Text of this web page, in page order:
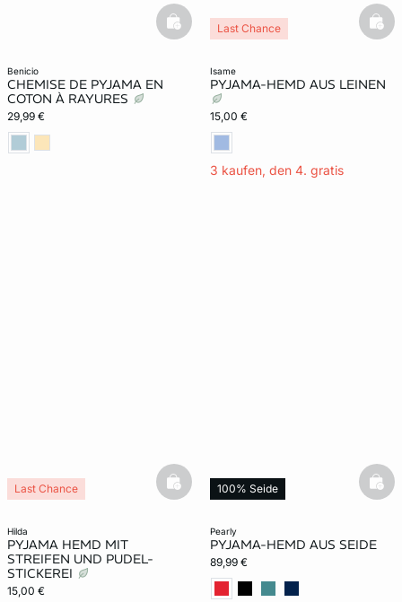
benicio
CHEMISE DE PYJAMA EN
COTON À RAYURES
29,99 €
basketfull
isame
PYJAMA-HEMD AUS LEINEN
15,00 €
3 kaufen, den 4. gratis
Last Chance
hilda
PYJAMA HEMD MIT
STREIFEN UND PUDEL-
STICKEREI
15,00 €
Last Chance basketfull
pearly
PYJAMA-HEMD AUS SEIDE
89,99 €
100% Seide